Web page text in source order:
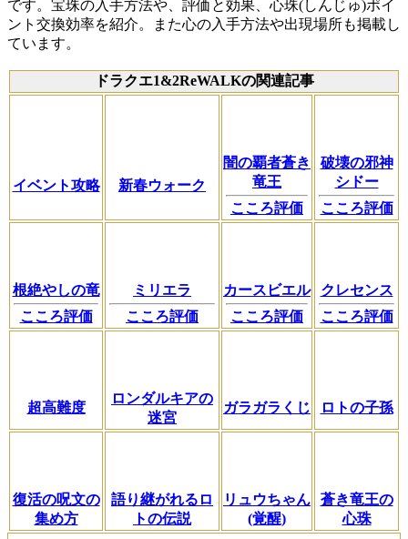
です。宝珠の入手方法や、評価と効果、心珠(しんじゅ)ポイ
ント交換効率を紹介。また心の入手方法や出現場所も掲載し
ています。
ドラクエ1&2ReWALKの関連記事
イベント攻略 新春ウォーク
闇の覇者蒼き
竜王
こころ評価
破壊の邪神
シドー
こころ評価
根絶やしの竜
こころ評価
ミリエラ
こころ評価
カースビエル
こころ評価
クレセンス
こころ評価
超高難度
ロンダルキアの
迷宮
ガラガラくじ ロトの子孫
復活の呪文の
集め方
語り継がれるロ
トの伝説
リュウちゃん
(覚醒)
蒼き竜王の
心珠